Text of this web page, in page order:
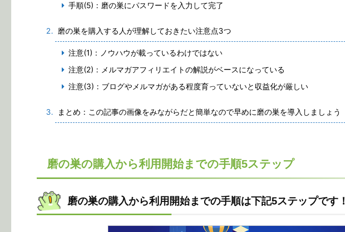
手順(5)：磨の巣にパスワードを入力して完了
磨の巣を購入する人が理解しておきたい注意点3つ
注意(1)：ノウハウが載っているわけではない
注意(2)：メルマガアフィリエイトの解説がベースになっている
注意(3)：ブログやメルマガがある程度育っていないと収益化が厳しい
まとめ：この記事の画像をみながらだと簡単なので早めに磨の巣を導入しましょう
磨の巣の購入から利用開始までの手順5ステップ
磨の巣の購入から利用開始までの手順は下記5ステップです！